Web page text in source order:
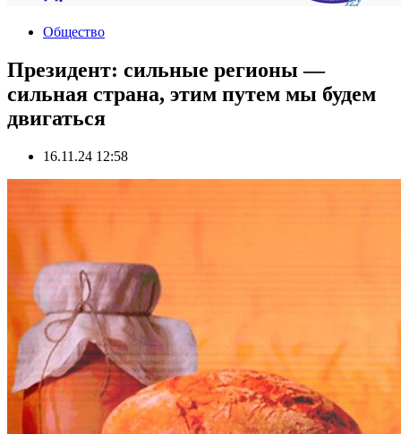
Общество
Президент: сильные регионы —
сильная страна, этим путем мы будем
двигаться
16.11.24 12:58